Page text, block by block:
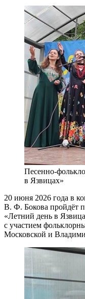
Песенно-
в Язвицах»
20 июня 2026 года в
В. Ф. Бокова пройдёт
«Летний день в
с участием
Московской и